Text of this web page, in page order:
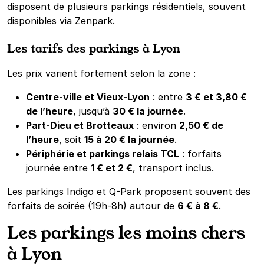
disposent de plusieurs parkings résidentiels, souvent
disponibles via Zenpark.
Les tarifs des parkings à Lyon
Les prix varient fortement selon la zone :
Centre-ville et Vieux-Lyon : entre 3 € et 3,80 €
de l’heure, jusqu’à 30 € la journée.
Part-Dieu et Brotteaux : environ 2,50 € de
l’heure, soit 15 à 20 € la journée.
Périphérie et parkings relais TCL : forfaits
journée entre 1 € et 2 €, transport inclus.
Les parkings Indigo et Q-Park proposent souvent des
forfaits de soirée (19h-8h) autour de 6 € à 8 €.
Les parkings les moins chers
à Lyon